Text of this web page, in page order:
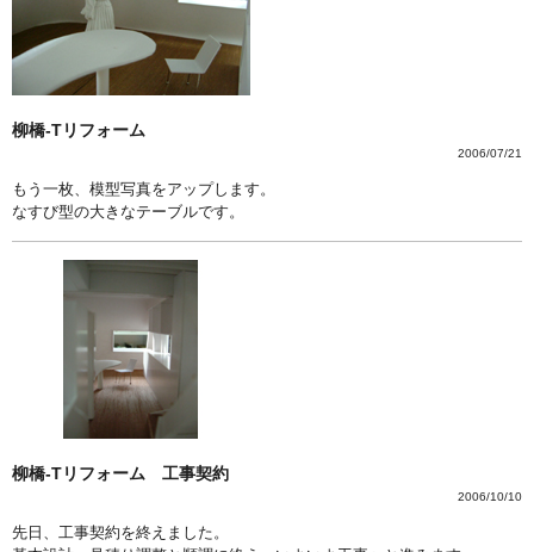
柳橋-Tリフォーム
2006/07/21
もう一枚、模型写真をアップします。
なすび型の大きなテーブルです。
柳橋-Tリフォーム 工事契約
2006/10/10
先日、工事契約を終えました。